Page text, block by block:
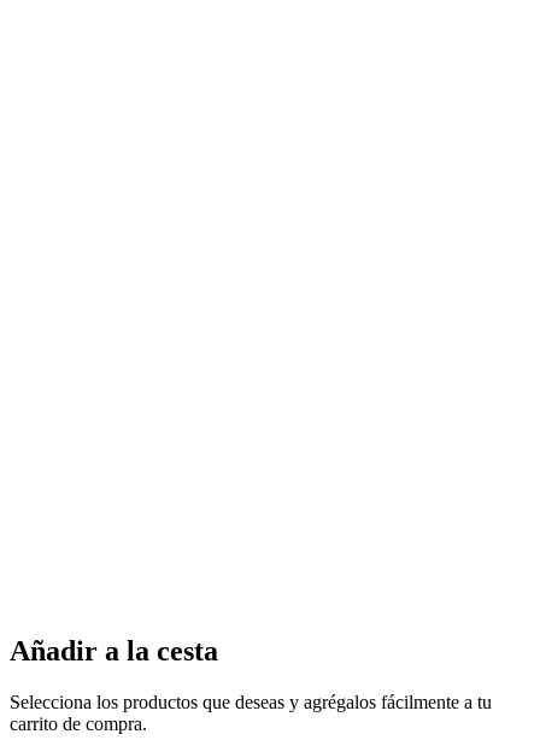
Añadir a la cesta
Selecciona los productos que deseas y agrégalos fácilmente a tu
carrito de compra.